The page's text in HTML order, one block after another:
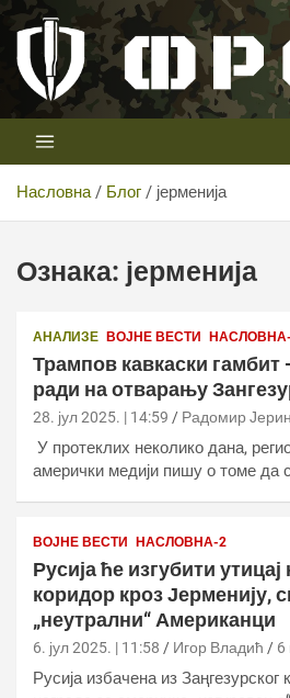
Скип
цонтент
Телевизија
Први војни канал у Србији
Насловна Блог јерменија
Ознака: јерменија
АНАЛИЗЕ ВОЈНЕ ВЕСТИ НАСЛОВНА-
Трампов кавкаски
ради на отварању
28. јул 2025. | 14:59 Радомир
У протеклих неколико дана,
амерички медији пишу о томе да
ВОЈНЕ ВЕСТИ НАСЛОВНА-2
Русија ће изгубити
коридор кроз Јерменију,
„неутрални“ Американци
6. јул 2025. | 11:58 Игор Владић 6
Русија избачена из